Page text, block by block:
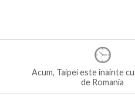
Acum, Taipei este inainte
de Romania